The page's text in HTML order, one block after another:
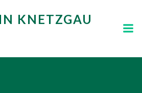
Inhalt
KNETZGAU